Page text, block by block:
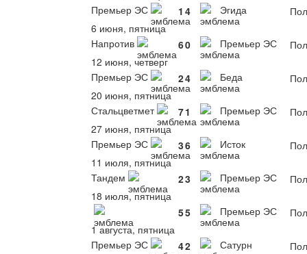
Премьер ЭС
1 4 Эгида
6 июня, пятница
Напротив
60 Премьер ЭС
12 июня, четверг
Премьер ЭС
24 Беда
20 июня, пятница
Стальцветмет
71 Премьер ЭС
27 июня, пятница
Премьер ЭС
36 Исток
11 июля, пятница
Тандем
23 Премьер ЭС
18 июля, пятница
55 Премьер ЭС
1 августа, пятница
Премьер ЭС
42 Сатурн